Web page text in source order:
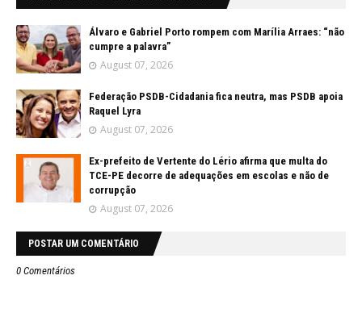
Álvaro e Gabriel Porto rompem com Marília Arraes: “não
cumpre a palavra”
August 07, 2026
Federação PSDB-Cidadania fica neutra, mas PSDB apoia
Raquel Lyra
August 07, 2026
Ex-prefeito de Vertente do Lério afirma que multa do
TCE-PE decorre de adequações em escolas e não de
corrupção
August 07, 2026
POSTAR UM COMENTÁRIO
0 Comentários